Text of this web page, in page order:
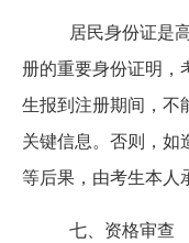
居民身份证是
册的重要身份证明，
生报到注册期间，不
关键信息。否则，如
等后果，由考生本人
七、资格审查